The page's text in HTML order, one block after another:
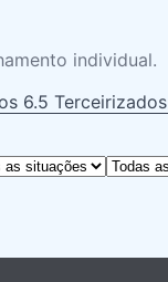
individual.
6.5 Terceirizados